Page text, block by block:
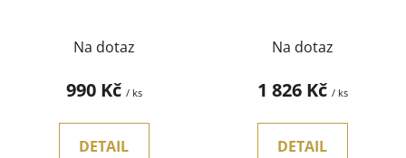
Na dotaz
990 Kč / ks
DETAIL
Na dotaz
1 826 Kč / ks
DETAIL